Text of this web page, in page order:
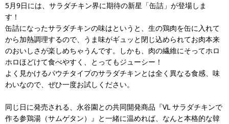
5月9日には、サラダチキン界に期待の新星「缶詰」が登場しま
す！
缶詰になったサラダチキンの味はというと、生の鶏肉を缶に入れて
から加熱調理するので、うま味がギュッと閉じ込められてお肉本来
のおいしさが楽しめちゃうんです。しかも、肉の繊維にそってホロ
ホロほどけて食べやすく、とってもジューシー！
よく見かけるパウチタイプのサラダチキンとは全く異なる食感、味
わいなので、ぜひ一度お試しください。
同じ日に発売される、永谷園との共同開発商品『VL サラダチキンで
作る参鶏湯（サムゲタン）』と一緒に温めれば、なんと本格的な韓